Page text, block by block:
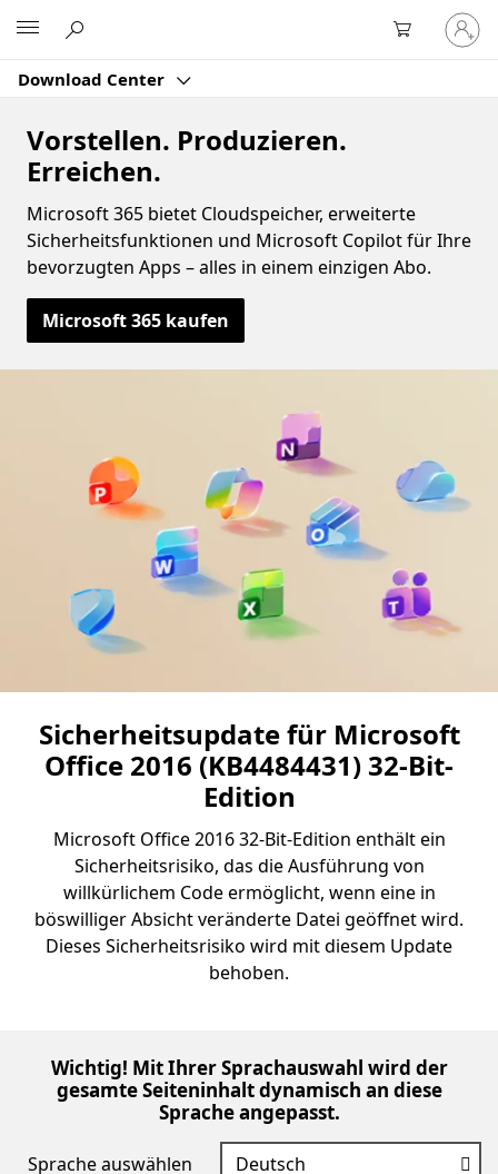
Download Center
Bei
Ihrem
Konto
Vorstellen. Produzieren.
Erreichen.
Microsoft 365 bietet Cloudspeicher, erweiterte
Sicherheitsfunktionen und Microsoft Copilot für Ihre
bevorzugten Apps – alles in einem einzigen Abo.
Microsoft 365 kaufen
Sicherheitsupdate für Microsoft
Office 2016 (KB4484431) 32-Bit-
Edition
Microsoft Office 2016 32-Bit-Edition enthält ein
Sicherheitsrisiko, das die Ausführung von
willkürlichem Code ermöglicht, wenn eine in
böswilliger Absicht veränderte Datei geöffnet wird.
Dieses Sicherheitsrisiko wird mit diesem Update
behoben.
Wichtig! Mit Ihrer Sprachauswahl wird der
gesamte Seiteninhalt dynamisch an diese
Sprache angepasst.
Sprache auswählen